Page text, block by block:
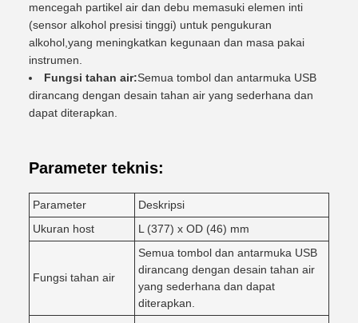
mencegah partikel air dan debu memasuki elemen inti
(sensor alkohol presisi tinggi) untuk pengukuran
alkohol,yang meningkatkan kegunaan dan masa pakai
instrumen.
Fungsi tahan air:Semua tombol dan antarmuka USB
dirancang dengan desain tahan air yang sederhana dan
dapat diterapkan.
Parameter teknis:
Parameter
Deskripsi
Ukuran host
L (377) x OD (46) mm
Fungsi tahan air
Semua tombol dan antarmuka USB
dirancang dengan desain tahan air
yang sederhana dan dapat
diterapkan.